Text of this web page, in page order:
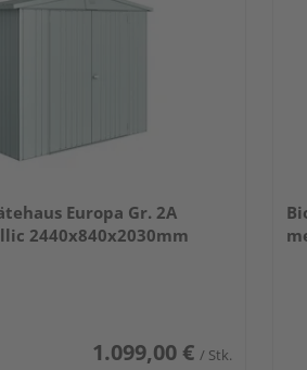
Europa Gr. 2A
2440x840x2030mm
1.099,00 € / Stk.